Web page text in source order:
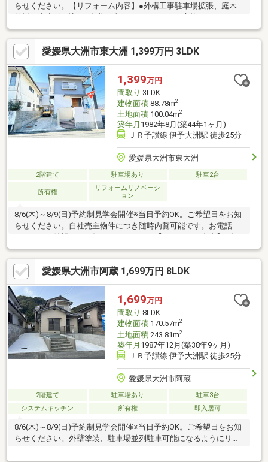
らせください。【リフォーム内容】●外構工事駐車場拡張、庭木
バス交換、温水洗浄便座トイレ交換、洗面化粧台交換、フローリ
ング上張り、クロス張替え、クッションフロア張替え、建具交
換、インターホン設置、照明LED交換【おすすめポイント】・雨
漏り、構造上主要な部分の欠陥や・腐食、給排水管の故障や漏水
についてお引渡しより２年間保証・シロアリ防除工事施工後5年間
保証・返済額や融資可能額など、お客様のご希望にあわせてご提
案。住宅ローンが初めての方でもお
愛媛県大洲市東大洲 1,399万円 3LDK
1,399万円
間取り 3LDK
建物面積88.78m2
土地面積100.04m2
築年月 1982年8月(築44年1ヶ月)
ＪＲ予讃線 伊予大洲駅 徒歩25分
愛媛県大洲市東大洲
2階建て 駐車場あり 駐車2台
所有権
リフォームリノベーシ
ョン
8/6(木)～8/9(日)予約制見学会開催※当日予約OK。ご希望日をお知
らせください。自社売主物件につき随時内覧可能です。お電話か
装工事システムキッチン交換、ユニットバス交換、温水洗浄便座
トイレ交換、洗面化粧台交換、フローリング上張り、クロス張替
え、畳表替え、クッションフロア張替え、建具交換、クローゼッ
ト交換、シューズボックス設置、インターホン設置【おすすめポ
イント】・雨漏り、構造上主要な部分の欠陥や・腐食、給排水管
の故障や漏水についてお引渡しより２年間保証・シロアリ防除工
事施工後5年間保証・返済額や融資可能
愛媛県大洲市阿蔵 1,699万円 8LDK
1,699万円
間取り 8LDK
建物面積170.57m2
土地面積243.81m2
築年月 1987年12月(築38年9ヶ月)
ＪＲ予讃線 伊予大洲駅 徒歩25分
愛媛県大洲市阿蔵
2階建て 駐車場あり
駐車3台
システムキッチン
所有権 即入居可
8/6(木)～8/9(日)予約制見学会開催※当日予約OK。ご希望日をお知
らせください。外壁塗装、駐車場並列駐車可能になるようにリフ